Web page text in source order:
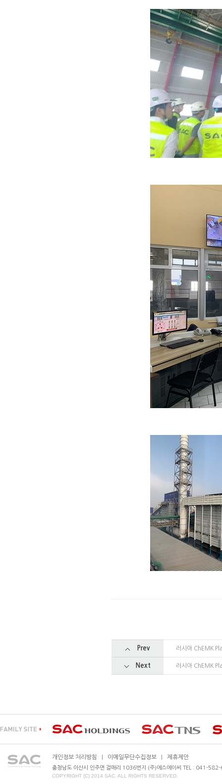
Prev 러시아 ChEMK
Next 러시아 ChEMK
개인정보 처리방침 이메일무단수집정보 제휴제안
충청남도 아산시 인주면 걸매리 1036번지 (주)에스에이씨 TEL : 041-
COPYRIGHT (C) 2014 SAC. ALL RIGHTS RESERVED.